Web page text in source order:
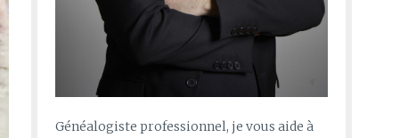
Généalogiste professionnel, je vous aide à